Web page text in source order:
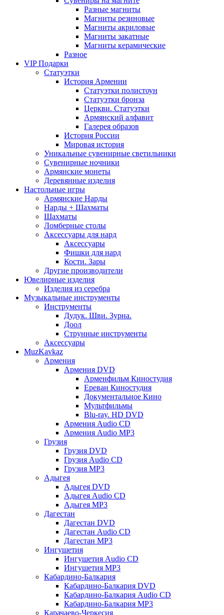
Разные магниты
Магниты резиновые
Магниты акриловые
Магниты закатные
Магниты керамические
Разное
VIP Подарки
Статуэтки
История Армении
Статуэтки полистоун
Статуэтки бронза
Церкви. Статуэтки
Армянский алфавит
Галерея образов
История России
Мировая история
Уникальные сувенирные светильники
Сувенирные ночники
Армянские монеты
Деревянные изделия
Настольные игры
Армянские Нарды
Нарды + Шахматы
Шахматы
Ломберные столы
Аксессуары для нард
Аксессуары
Фишки для нард
Кости. Зары
Другие производители
Ювелирные изделия
Изделия из серебра
Музыкальные инструменты
Инструменты
Дудук. Шви. Зурна.
Доол
Струнные инструменты
Аксессуары
MuzKavkaz
Армения
Армения DVD
Арменфильм Киностудия
Ереван Киностудия
Документальное Кино
Мультфильмы
Blu-ray. HD DVD
Армения Audio CD
Армения Audio MP3
Грузия
Грузия DVD
Грузия Audio CD
Грузия MP3
Адыгея
Адыгея DVD
Адыгея Audio CD
Адыгея MP3
Дагестан
Дагестан DVD
Дагестан Audio CD
Дагестан MP3
Ингушетия
Ингушетия Audio CD
Ингушетия MP3
Кабардино-Балкария
Кабардино-Балкария DVD
Кабардино-Балкария Audio CD
Кабардино-Балкария MP3
Карачаево-Черкесия